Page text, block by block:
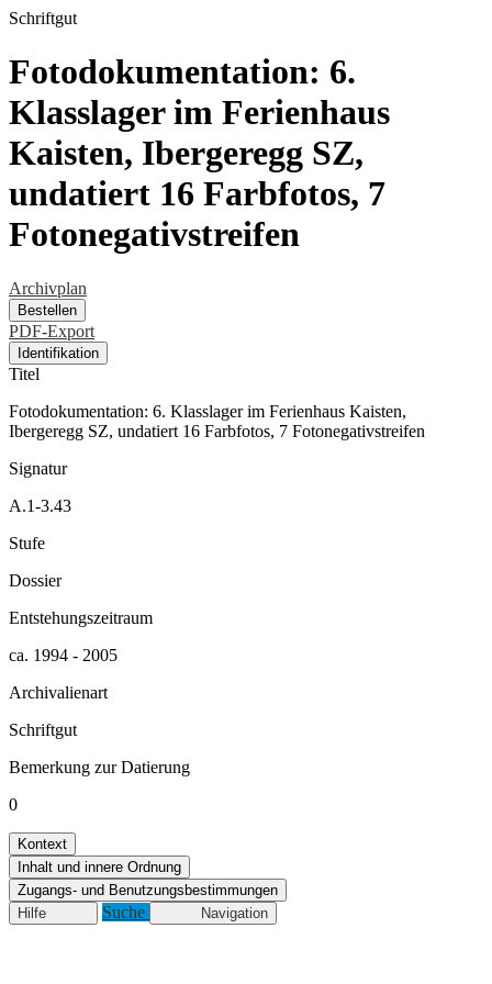
Schriftgut
Fotodokumentation: 6.
Klasslager im Ferienhaus
Kaisten, Ibergeregg SZ,
undatiert 16 Farbfotos, 7
Fotonegativstreifen
Archivplan
Bestellen
PDF-Export
Identifikation
Titel
Fotodokumentation: 6. Klasslager im Ferienhaus Kaisten,
Ibergeregg SZ, undatiert 16 Farbfotos, 7 Fotonegativstreifen
Signatur
A.1-3.43
Stufe
Dossier
Entstehungszeitraum
ca. 1994 - 2005
Archivalienart
Schriftgut
Bemerkung zur Datierung
0
Kontext
Inhalt und innere Ordnung
Zugangs- und Benutzungsbestimmungen
Hilfe
Suche Navigation